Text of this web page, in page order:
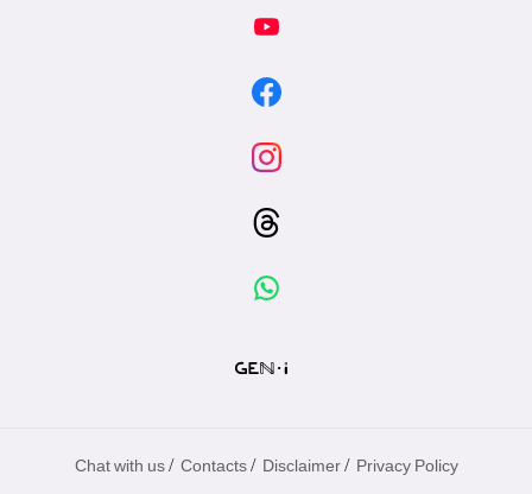
Chat with us / Contacts / Disclaimer / Privacy Policy